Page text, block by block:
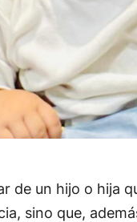
de un hijo o hija
sino que,